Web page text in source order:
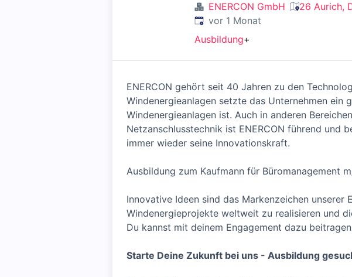
ENERCON GmbH
26 Aurich,
Veröffentlicht:
vor 1 Monat
Ausbildung+
ENERCON gehört seit 40 Jahren zu den
Windenergieanlagen setzte das Unternehmen ein
Windenergieanlagen ist. Auch in anderen
Netzanschlusstechnik ist ENERCON führend und
immer wieder seine Innovationskraft.
Ausbildung zum Kaufmann für Büromanagement
Innovative Ideen sind das Markenzeichen
Windenergieprojekte weltweit zu realisieren und
Du kannst mit deinem Engagement dazu
Starte Deine Zukunft bei uns - Ausbildung